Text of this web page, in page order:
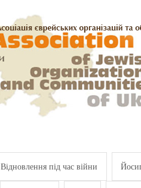
Відновлення під час війни